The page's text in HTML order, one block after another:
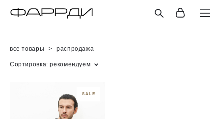
все товары > распродажа
Сортировка: рекомендуем
SALE